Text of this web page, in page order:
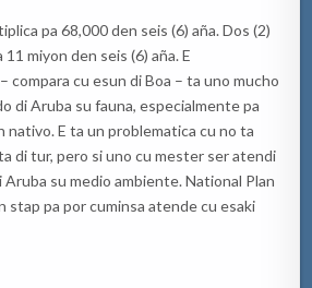
pa 68,000 den seis (6) aña. Dos (2)
miyon den seis (6) aña. E
compara cu esun di Boa – ta uno mucho
di Aruba su fauna, especialmente pa
nativo. E ta un problematica cu no ta
di tur, pero si uno cu mester ser atendi
su medio ambiente. National Plan
stap pa por cuminsa atende cu esaki